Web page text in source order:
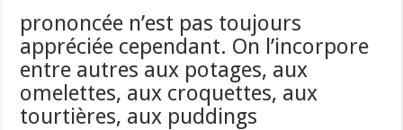
prononcée n’est pas toujours
appréciée cependant. On l’incorpore
entre autres aux potages, aux
omelettes, aux croquettes, aux
tourtières, aux puddings